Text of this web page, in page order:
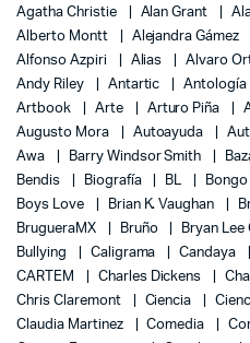
Agatha Christie
Alan Grant
Alberto Montt
Alejandra Gámez
Alfonso Azpiri
Alias Alvaro
Andy Riley
Antartic Antología
Artbook
Arte Arturo Piña
Augusto Mora
Autoayuda
Awa
Barry Windsor Smith
Bendis
Biografía BL Bongo
Boys Love
Brian K. Vaughan
BrugueraMX
Bruño Bryan Lee
Bullying
Caligrama Candaya
CARTEM
Charles Dickens
Chris Claremont
Ciencia
Claudia Martinez
Comedia